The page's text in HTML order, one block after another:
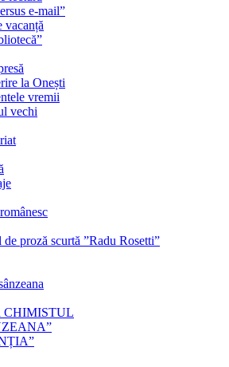
e-mail”
vacanță
la Onești
vremii
vechi
proză scurtă ”Radu Rosetti”
CHIMISTUL